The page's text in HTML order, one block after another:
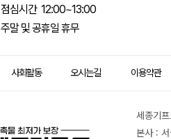
점심시간 12:00~13:00
주말 및 공휴일 휴무
사회활동 오시는길 이용약관
세종기
본사 :